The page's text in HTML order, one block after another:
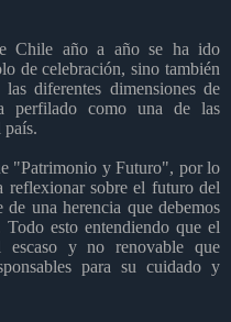
Chile año a año se ha ido
de celebración, sino también
diferentes dimensiones de
perfilado como una de las
país.
"Patrimonio y Futuro", por lo
reflexionar sobre el futuro del
una herencia que debemos
Todo esto entendiendo que el
escaso y no renovable que
para su cuidado y